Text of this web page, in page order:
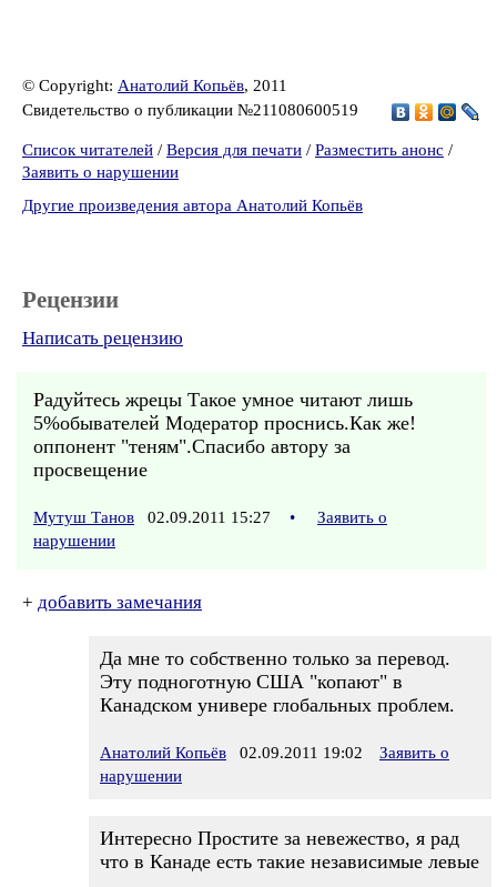
© Copyright: Анатолий Копьёв, 2011
Свидетельство о публикации №211080600519
Список читателей / Версия для печати / Разместить анонс /
Заявить о нарушении
Другие произведения автора Анатолий Копьёв
Рецензии
Написать рецензию
Радуйтесь жрецы Такое умное читают лишь
5%обывателей Модератор проснись.Как же!
оппонент "теням".Спасибо автору за
просвещение
Мутуш Танов 02.09.2011 15:27 •
Заявить о
нарушении
+ добавить замечания
Да мне то собственно только за перевод.
Эту подноготную США "копают" в
Канадском универе глобальных проблем.
Анатолий Копьёв 02.09.2011 19:02
Заявить о
нарушении
Интересно Простите за невежество, я рад
что в Канаде есть такие независимые левые